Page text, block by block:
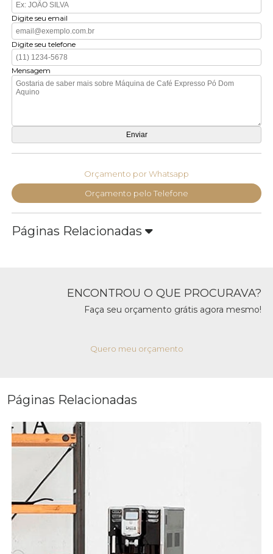
Digite seu email
Digite seu telefone
Mensagem
Orçamento por Whatsapp
Orçamento pelo Telefone
Páginas Relacionadas
ENCONTROU O QUE PROCURAVA?
Faça seu orçamento grátis agora mesmo!
Quero meu orçamento
Páginas Relacionadas